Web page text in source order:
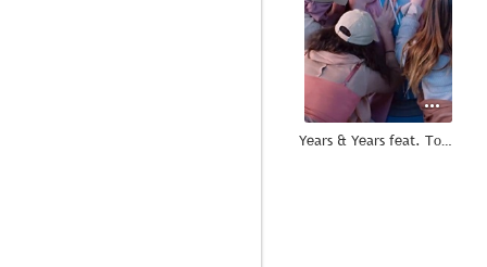
Years & Years feat. Tove Lo: Desire